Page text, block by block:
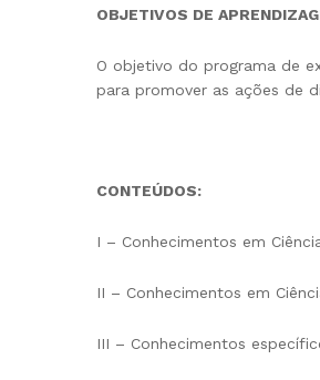
OBJETIVOS DE
O objetivo do programa de
para promover as ações de
CONTEÚDOS:
I – Conhecimentos em
II – Conhecimentos em
III – Conhecimentos